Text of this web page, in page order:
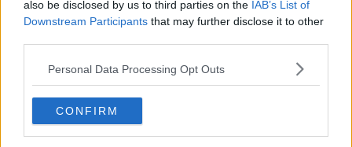
also be disclosed by us to third parties on the IAB’s List of
Downstream Participants that may further disclose it to other
Personal Data Processing Opt Outs
CONFIRM
​Ricorrenze e celebrazioni
Marte
​Crapa pelada
​Vaccine Easing
Dragonheart
Con-ter?